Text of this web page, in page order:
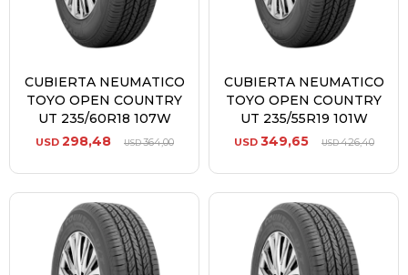
CUBIERTA NEUMATICO
TOYO OPEN COUNTRY
UT 235/60R18 107W
USD 298,48 USD364,00
CUBIERTA NEUMATICO
TOYO OPEN COUNTRY
UT 235/55R19 101W
USD 349,65 USD426,40